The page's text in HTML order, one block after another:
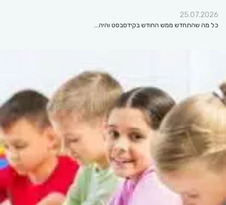
25.07.2026
כל מה שהתחדש ממש החודש בקידסבסט והיה…